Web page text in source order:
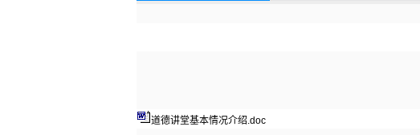
道德讲堂基本情况介绍.doc